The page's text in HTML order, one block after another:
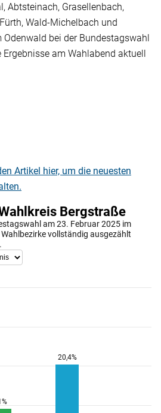
Abtsteinach, Grasellenbach,
Wald-Michelbach und
bei der Bundestagswahl
Ergebnisse am Wahlabend aktuell
Artikel hier, um die neuesten